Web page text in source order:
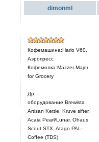
dimonml
Кофемашина:Hario V60,
Аэропресс
Кофемолка:Mazzer Major
for Grocery
Др.
оборудование Brewista
Artisan Kettle, Kruve sifter,
Acaia Pearl/Lunar, Ohaus
Scout STX, Atago PAL-
Coffee (TDS)